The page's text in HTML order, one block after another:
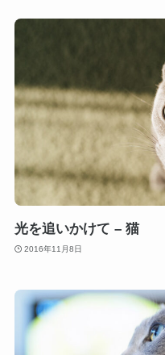
光を追いかけて – 猫
2016年11月8日